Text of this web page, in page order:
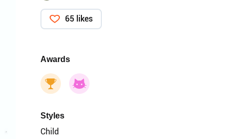
65 likes
Awards
Styles
Child